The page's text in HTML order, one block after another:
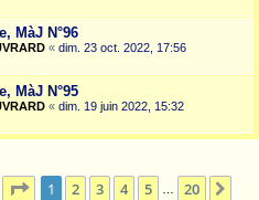
MàJ N°96
« dim. 23 oct. 2022, 17:56
MàJ N°95
« dim. 19 juin 2022, 15:32
Page 1sur20
1 2 3 4 5 20